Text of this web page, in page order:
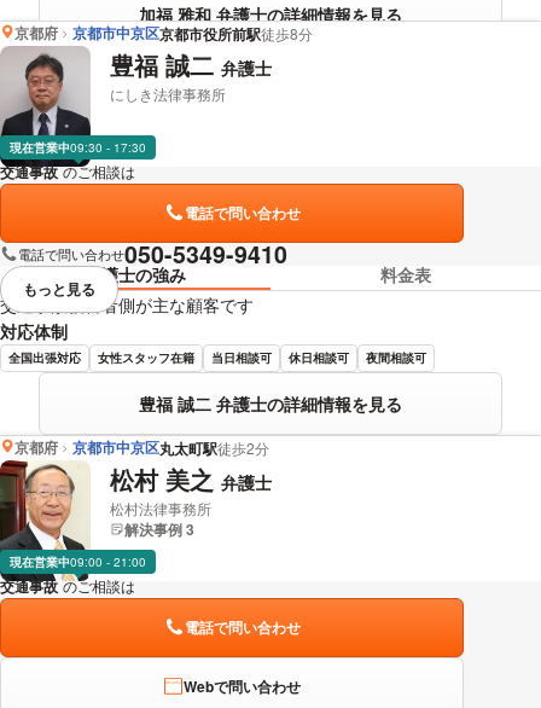
加福 雅和 弁護士の詳細情報を見る
京都府 京都市中京区京都市役所前駅徒歩8分
豊福 誠二 弁護士
にしき法律事務所
現在営業中09:30 - 17:30
交通事故 のご相談は
電話で問い合わせ
電話で問い合わせ050-5349-9410
弁護士の強み
料金表
交通事故被害者側が主な顧客です
対応体制
全国出張対応 女性スタッフ在籍 当日相談可 休日相談可 夜間相談可
豊福 誠二 弁護士の詳細情報を見る
視覚的に省略されている要素を
もっと見る
京都府 京都市中京区丸太町駅徒歩2分
松村 美之 弁護士
松村法律事務所
解決事例 3
現在営業中09:00 - 21:00
交通事故 のご相談は
電話で問い合わせ
Webで問い合わせ